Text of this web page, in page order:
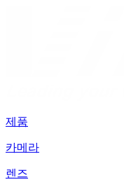
제품
카메라
렌즈